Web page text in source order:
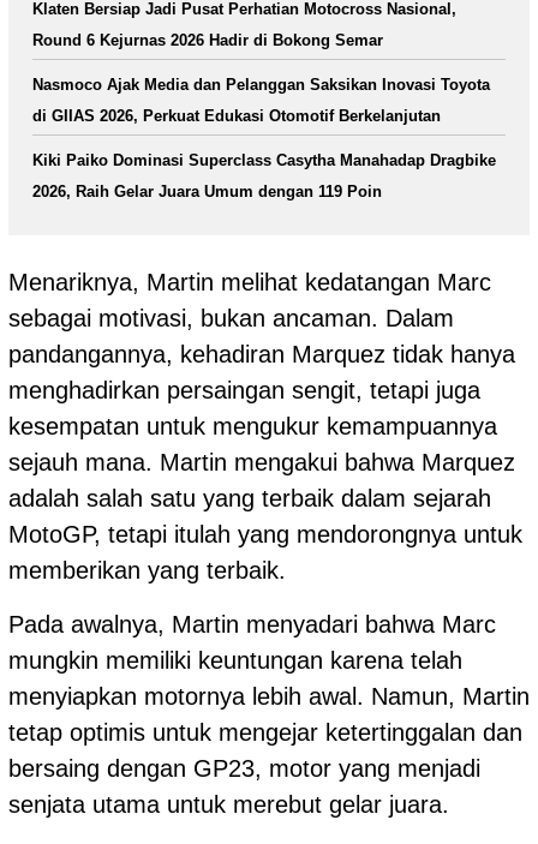
Klaten Bersiap Jadi Pusat Perhatian Motocross Nasional,
Round 6 Kejurnas 2026 Hadir di Bokong Semar
Nasmoco Ajak Media dan Pelanggan Saksikan Inovasi Toyota
di GIIAS 2026, Perkuat Edukasi Otomotif Berkelanjutan
Kiki Paiko Dominasi Superclass Casytha Manahadap Dragbike
2026, Raih Gelar Juara Umum dengan 119 Poin
Menariknya, Martin melihat kedatangan Marc
sebagai motivasi, bukan ancaman. Dalam
pandangannya, kehadiran Marquez tidak hanya
menghadirkan persaingan sengit, tetapi juga
kesempatan untuk mengukur kemampuannya
sejauh mana. Martin mengakui bahwa Marquez
adalah salah satu yang terbaik dalam sejarah
MotoGP, tetapi itulah yang mendorongnya untuk
memberikan yang terbaik.
Pada awalnya, Martin menyadari bahwa Marc
mungkin memiliki keuntungan karena telah
menyiapkan motornya lebih awal. Namun, Martin
tetap optimis untuk mengejar ketertinggalan dan
bersaing dengan GP23, motor yang menjadi
senjata utama untuk merebut gelar juara.